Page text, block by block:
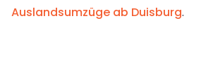
Auslandsumzüge ab Duisburg.